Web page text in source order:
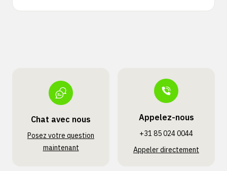
Chat avec nous
Posez votre question
maintenant
Appelez-nous
+31 85 024 0044
Appeler directement